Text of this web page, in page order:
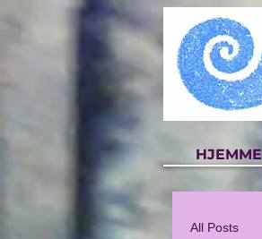
HJEMME
All Posts